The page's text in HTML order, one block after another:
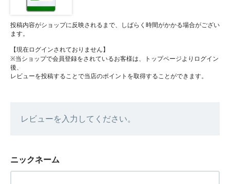
投稿内容がショップに反映されるまで、しばらく時間がかかる場合がござい
ます。
【現在ログインされておりません】
※当ショップで会員登録をされているお客様は、トップページよりログイン
後、
レビューを投稿することで当店のポイントを取得することができます。
レビューを入力してください。
ニックネーム